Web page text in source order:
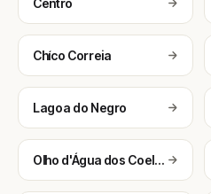
Centro
Chíco Correia
Lagoa do Negro
Olho d'Água dos Coelhos